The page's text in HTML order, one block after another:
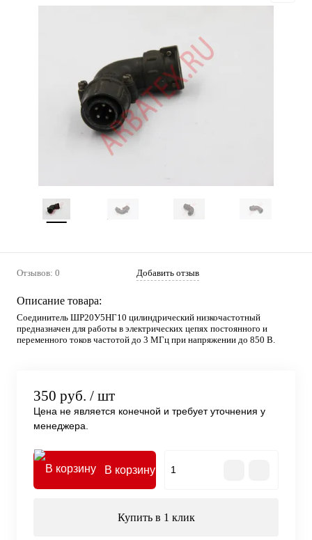
Отзывов: 0 Добавить отзыв
Описание товара:
Соединитель ШР20У5НГ10 цилиндрический низкочастотный
предназначен для работы в электрических цепях постоянного и
переменного токов частотой до 3 МГц при напряжении до 850 В.
350 руб. / шт
Цена не является конечной и требует уточнения у
менеджера.
В корзину
Купить в 1 клик